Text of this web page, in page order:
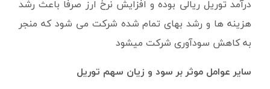
درآمد توریل ریالی بوده و افزایش نرخ ارز صرفاً باعث رشد
هزینه ها و رشد بهای تمام شده شرکت می شود که منجر
به کاهش سودآوری شرکت میشود
سایر عوامل موثر بر سود و زیان سهم توریل